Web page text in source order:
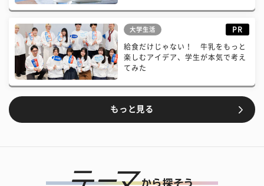
大学生活 PR
給食だけじゃない！ 牛乳をもっと
楽しむアイデア、学生が本気で考え
てみた
もっと見る